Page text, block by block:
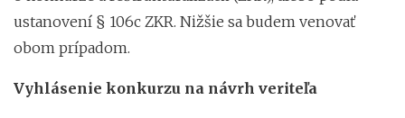
ustanovení § 106c ZKR. Nižšie sa budem venovať
obom prípadom.
Vyhlásenie konkurzu na návrh veriteľa